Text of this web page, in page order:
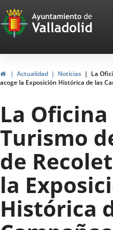
Portal
Web
del
de
Valladolid
InicioActualidad Noticias
La
acoge la Exposición Histórica de las
La Oficina
Turismo
de
la
Histórica